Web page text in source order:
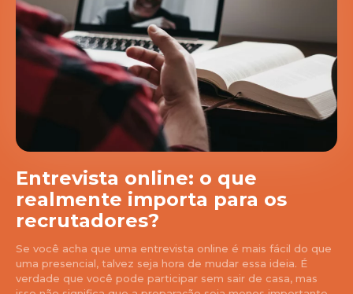
Entrevista online: o que
realmente importa para os
recrutadores?
Se você acha que uma entrevista online é mais fácil do que
uma presencial, talvez seja hora de mudar essa ideia. É
verdade que você pode participar sem sair de casa, mas